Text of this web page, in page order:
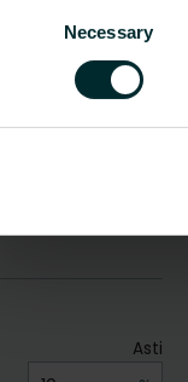
Necessary